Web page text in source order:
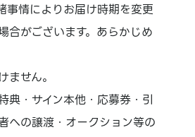
事情によりお届け時期を変更
合がございます。あらかじめ
せん。
典・サイン本他・応募券・引
への譲渡・オークション等の